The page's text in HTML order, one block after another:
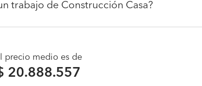
trabajo de Construcción Casa?
precio medio es de
20.888.557